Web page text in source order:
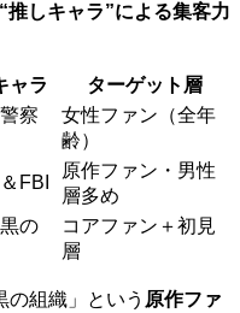
推しキャラ”による集客力
ャラ
ターゲット層
察
女性ファン（全年
齢）
FBI
原作ファン・男性
層多め
の
コアファン＋初見
層
の組織」という 原作ファ